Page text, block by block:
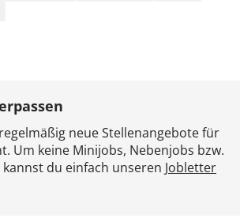
neue Stellenangebote für
Um keine Minijobs, Nebenjobs bzw.
du einfach unseren Jobletter